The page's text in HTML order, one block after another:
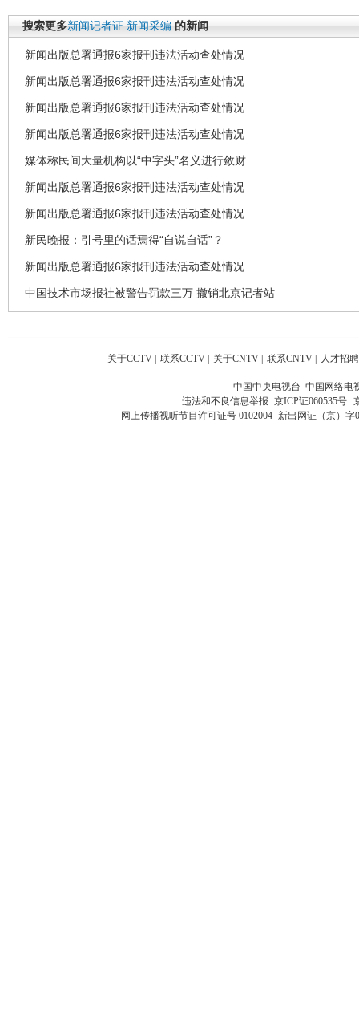
搜索更多新闻记者证 新闻采编 的新闻
新闻出版总署通报6家报刊违法活动查处情况
新闻出版总署通报6家报刊违法活动查处情况
新闻出版总署通报6家报刊违法活动查处情况
新闻出版总署通报6家报刊违法活动查处情况
媒体称民间大量机构以“中字头”名义进行敛财
新闻出版总署通报6家报刊违法活动查处情况
新闻出版总署通报6家报刊违法活动查处情况
新民晚报：引号里的话焉得“自说自话”？
新闻出版总署通报6家报刊违法活动查处情况
中国技术市场报社被警告罚款三万 撤销北京记者站
关于CCTV | 联系CCTV | 关于CNTV | 联系CNTV | 人才招聘
中国中央电视台 中国网络电
违法和不良信息举报 京ICP证060535号
网上传播视听节目许可证号 0102004 新出网证（京）